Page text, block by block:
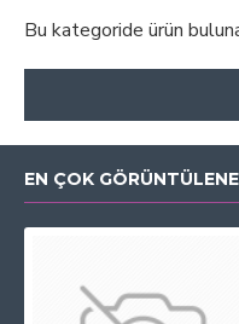
sunun. Tüm ürünlerimiz
edecek şekilde
Bu kategoride ürün
EN ÇOK